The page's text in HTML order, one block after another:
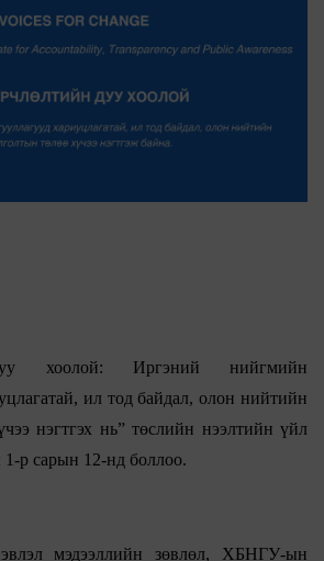
хоолой: Иргэний нийгмийн
ил тод байдал, олон нийтийн
нэгтгэх нь” төслийн нээлтийн үйл
р сарын 12-нд боллоо.
мэдээллийн зөвлөл, ХБНГУ-ын